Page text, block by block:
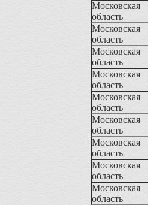
Московская
область
Московская
область
Московская
область
Московская
область
Московская
область
Московская
область
Московская
область
Московская
область
Московская
область